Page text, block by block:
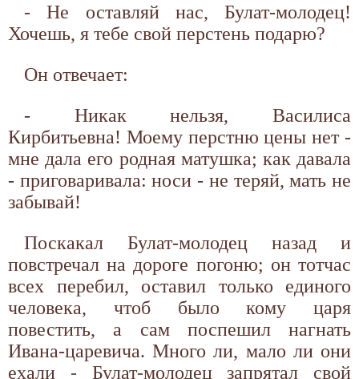
- Не оставляй нас, Булат-молодец!
Хочешь, я тебе свой перстень подарю?
Он отвечает:
- Никак нельзя, Василиса
Кирбитьевна! Моему перстню цены нет -
мне дала его родная матушка; как давала
- приговаривала: носи - не теряй, мать не
забывай!
Поскакал Булат-молодец назад и
повстречал на дороге погоню; он тотчас
всех перебил, оставил только единого
человека, чтоб было кому царя
повестить, а сам поспешил нагнать
Ивана-царевича. Много ли, мало ли они
ехали - Булат-молодец запрятал свой